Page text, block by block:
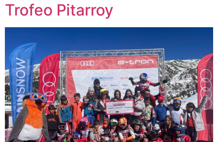
Trofeo Pitarroy